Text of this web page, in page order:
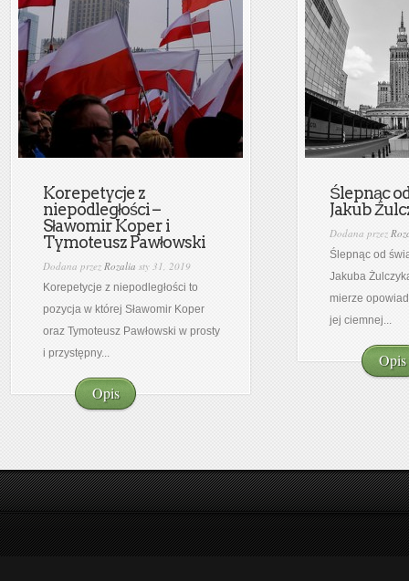
Korepetycje z
niepodległości –
Sławomir Koper i
Tymoteusz Pawłowski
Dodana przez Rozalia sty 31, 2019
Korepetycje z niepodległości to
pozycja w której Sławomir Koper
oraz Tymoteusz Pawłowski w prosty
i przystępny...
Opis
Ślepnąc
Jakub
Dodana przez
Ślepnąc od
Jakuba
mierze
jej ciemnej...
Opis